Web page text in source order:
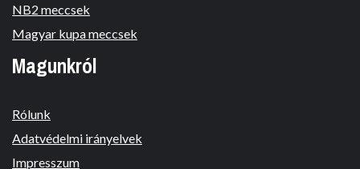
NB2 meccsek
Magyar kupa meccsek
Magunkról
Rólunk
Adatvédelmi irányelvek
Impresszum